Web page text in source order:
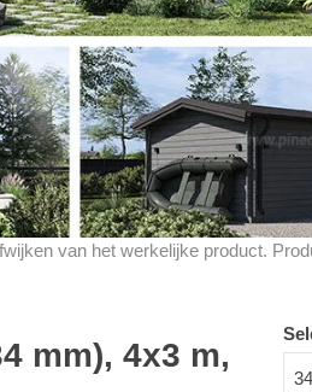
van het werkelijke product.
mm), 4x3 m,